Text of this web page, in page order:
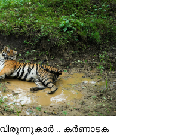
.. കർണാടക